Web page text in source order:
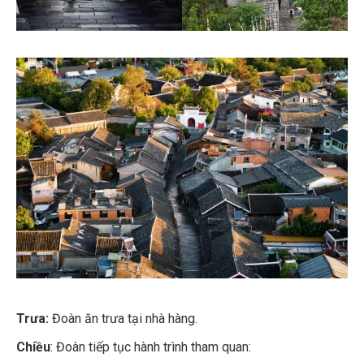
Trưa: Đoàn ăn trưa tại nhà hàng.
Chiều: Đoàn tiếp tục hành trình tham quan: